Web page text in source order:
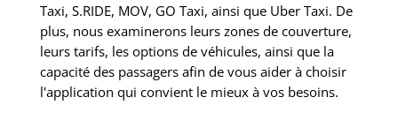
Taxi, S.RIDE, MOV, GO Taxi, ainsi que Uber Taxi. De
plus, nous examinerons leurs zones de couverture,
leurs tarifs, les options de véhicules, ainsi que la
capacité des passagers afin de vous aider à choisir
l'application qui convient le mieux à vos besoins.